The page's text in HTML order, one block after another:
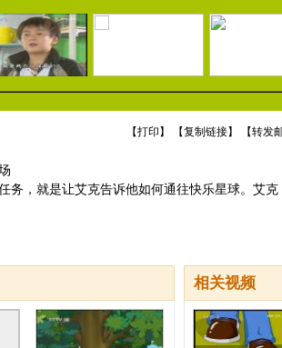
【打印 】 【复制链接】 【转发
务，就是让艾克告诉他如何通往快乐星球。艾
相关视频